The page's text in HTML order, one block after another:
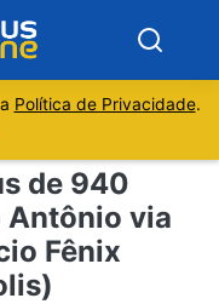
Política de Privacidade.
de 940
Antônio via
Fênix